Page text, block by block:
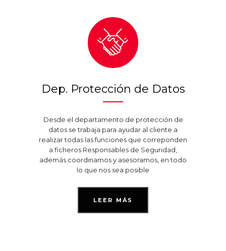
Dep. Protección de Datos
Desde el departamento de protección de
datos se trabaja para ayudar al cliente a
realizar todas las funciones que correponden
a ficheros Responsables de Seguridad,
además coordinamos y asesoramos, en todo
lo que nos sea posible
LEER MÁS